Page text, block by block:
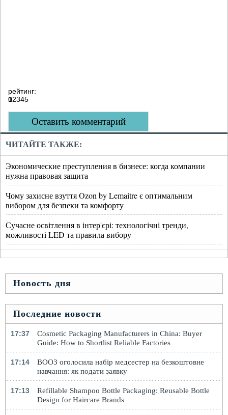
рейтинг:
0
12345
Оставить комментарий
ЧИТАЙТЕ ТАКЖЕ:
Экономические преступления в бизнесе: когда компании
нужна правовая защита
Чому захисне взуття Ozon by Lemaitre є оптимальним
вибором для безпеки та комфорту
Сучасне освітлення в інтер'єрі: технологічні тренди,
можливості LED та правила вибору
Новость дня
Последние новости
17:37
Cosmetic Packaging Manufacturers in China: Buyer
Guide: How to Shortlist Reliable Factories
17:14
ВООЗ оголосила набір медсестер на безкоштовне
навчання: як подати заявку
17:13
Refillable Shampoo Bottle Packaging: Reusable Bottle
Design for Haircare Brands